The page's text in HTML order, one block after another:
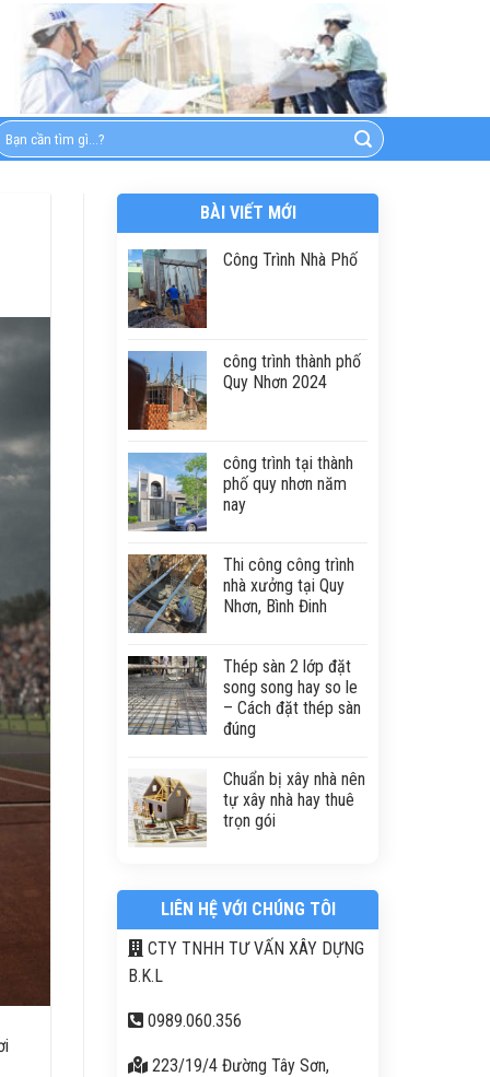
BÀI VIẾT MỚI
Công Trình Nhà Phố
công trình thành phố
Quy Nhơn 2024
công trình tại thành
phố quy nhơn năm
nay
Thi công công trình
nhà xưởng tại Quy
Nhơn, Bình Đinh
Thép sàn 2 lớp đặt
song song hay so le
– Cách đặt thép sàn
đúng
Chuẩn bị xây nhà nên
tự xây nhà hay thuê
trọn gói
LIÊN HỆ VỚI CHÚNG TÔI
CTY TNHH TƯ VẤN XÂY DỰNG
B.K.L
0989.060.356
223/19/4 Đường Tây Sơn,